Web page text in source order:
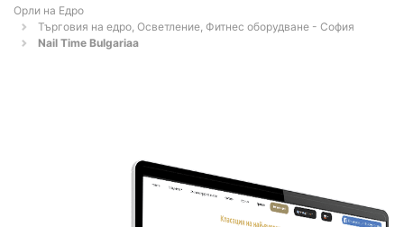
Орли на Едро
Търговия на едро, Осветление, Фитнес оборудване - София
Nail Time Bulgariaa